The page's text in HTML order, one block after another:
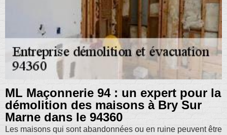
ML Maçonnerie 94 : un expert pour la
démolition des maisons à Bry Sur
Marne dans le 94360
Les maisons qui sont abandonnées ou en ruine peuvent être